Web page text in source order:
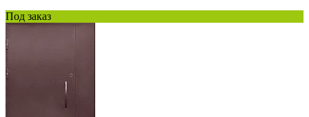
Под заказ